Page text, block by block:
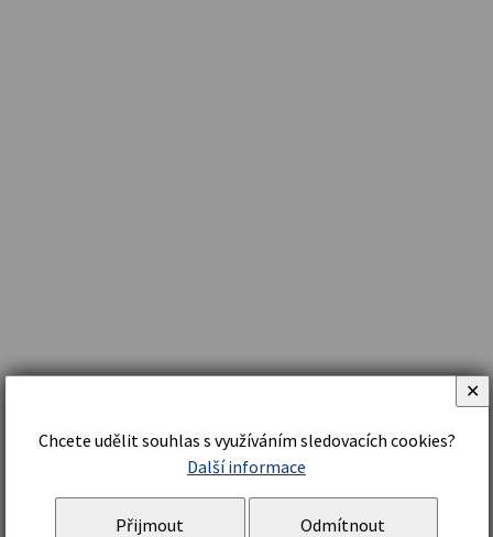
Chcete udělit souhlas s využíváním sledovacích cookies?
Další informace
Přijmout Odmítnout
✕